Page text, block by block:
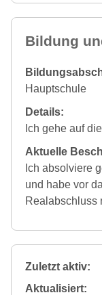
Bildung
Hauptschule
Details:
Ich gehe auf
Aktuelle
Ich absolviere
und habe vor
Realabschluss
Zuletzt aktiv:
Aktualisiert: